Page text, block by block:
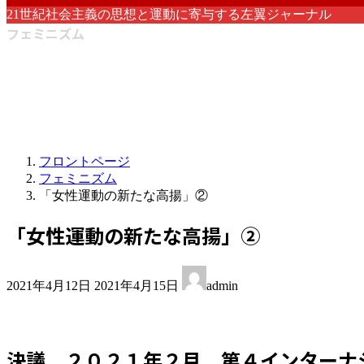
21世紀社会主義の思想と運動に寄与する左翼ジャーナル
フェミニズム
フロントページ
フェミニズム
「女性運動の新たな高揚」②
「女性運動の新たな高揚」②
2021年4月12日 終
時
2021年4月15日 admin